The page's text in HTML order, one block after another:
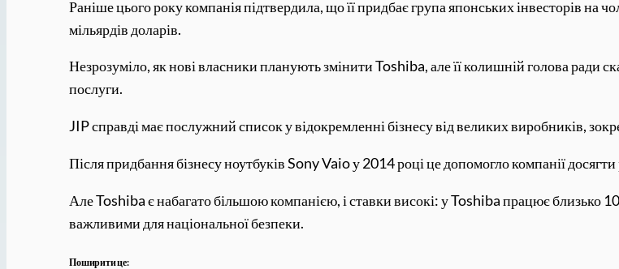
Раніше цього року компанія підтвердила, що її придбає група японських інвесторів
мільярдів доларів.
Незрозуміло, як нові власники планують змінити Toshiba, але її колишній голова ради
послуги.
JIP справді має послужний список у відокремленні бізнесу від великих виробників,
Після придбання бізнесу ноутбуків Sony Vaio у 2014 році це допомогло компанії
Але Toshiba є набагато більшою компанією, і ставки високі: у Toshiba працює близько
важливими для національної безпеки.
Поширити це: